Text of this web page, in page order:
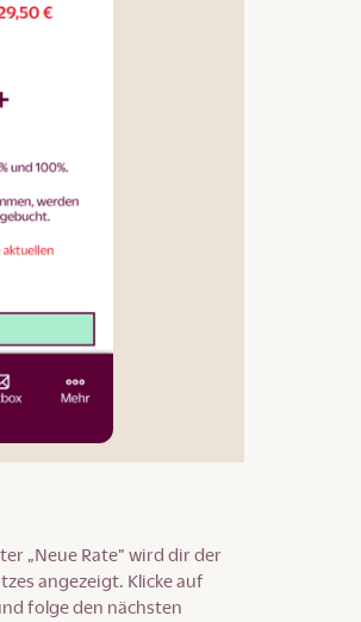
„Neue Rate" wird dir der
angezeigt. Klicke auf
folge den nächsten